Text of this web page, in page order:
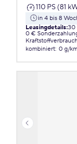
110 PS (81
in 4 bis 8
Leasingdetails:30
0 €
kombiniert: 0 g/